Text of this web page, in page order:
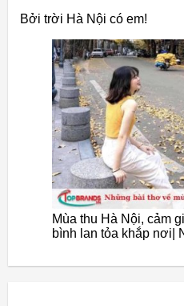
Bởi trời Hà Nội có em!
Mùa thu Hà Nội, cảm
bình lan tỏa khắp nơi|